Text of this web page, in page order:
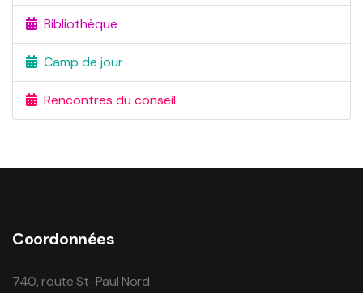
Bibliothèque
Camp de jour
Rencontres du conseil
Coordonnées
740, route St-Paul Nord